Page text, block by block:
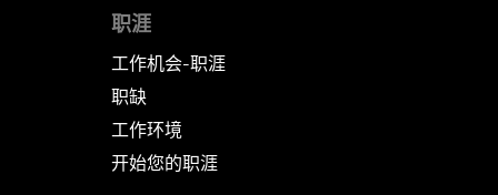
职涯
工作机会-职涯
职缺
工作环境
开始您的职涯